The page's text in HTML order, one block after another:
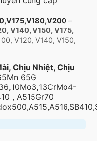
–
V140, V150, V175,
V120, V140, V150,
Chịu Nhiệt, Chịu
65G
,10Mo3,13CrMo4-
, A515Gr70